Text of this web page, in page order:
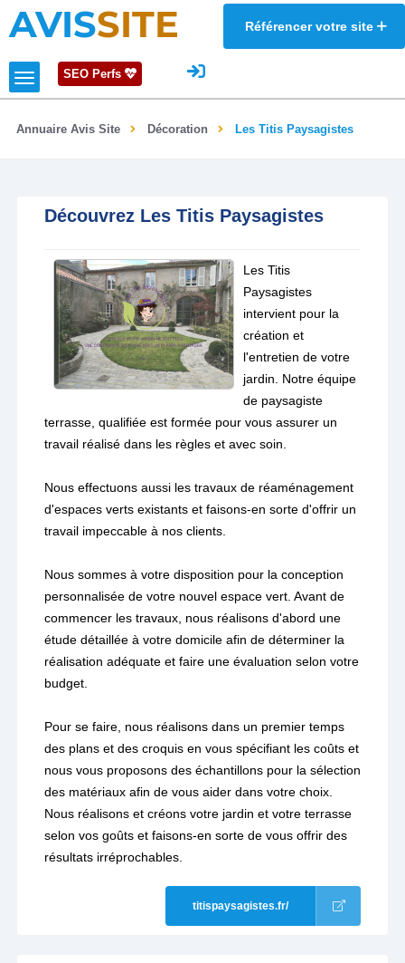
AVISSITE Référencer votre site
SEO Perfs
Annuaire Avis Site Décoration Les Titis Paysagistes
Découvrez Les Titis Paysagistes
Les Titis
Paysagistes
intervient pour la
création et
l'entretien de votre
jardin. Notre équipe
de paysagiste
terrasse, qualifiée est formée pour vous assurer un
travail réalisé dans les règles et avec soin.
Nous effectuons aussi les travaux de réaménagement
d'espaces verts existants et faisons-en sorte d'offrir un
travail impeccable à nos clients.
Nous sommes à votre disposition pour la conception
personnalisée de votre nouvel espace vert. Avant de
commencer les travaux, nous réalisons d'abord une
étude détaillée à votre domicile afin de déterminer la
réalisation adéquate et faire une évaluation selon votre
budget.
Pour se faire, nous réalisons dans un premier temps
des plans et des croquis en vous spécifiant les coûts et
nous vous proposons des échantillons pour la sélection
des matériaux afin de vous aider dans votre choix.
Nous réalisons et créons votre jardin et votre terrasse
selon vos goûts et faisons-en sorte de vous offrir des
résultats irréprochables.
titispaysagistes.fr/